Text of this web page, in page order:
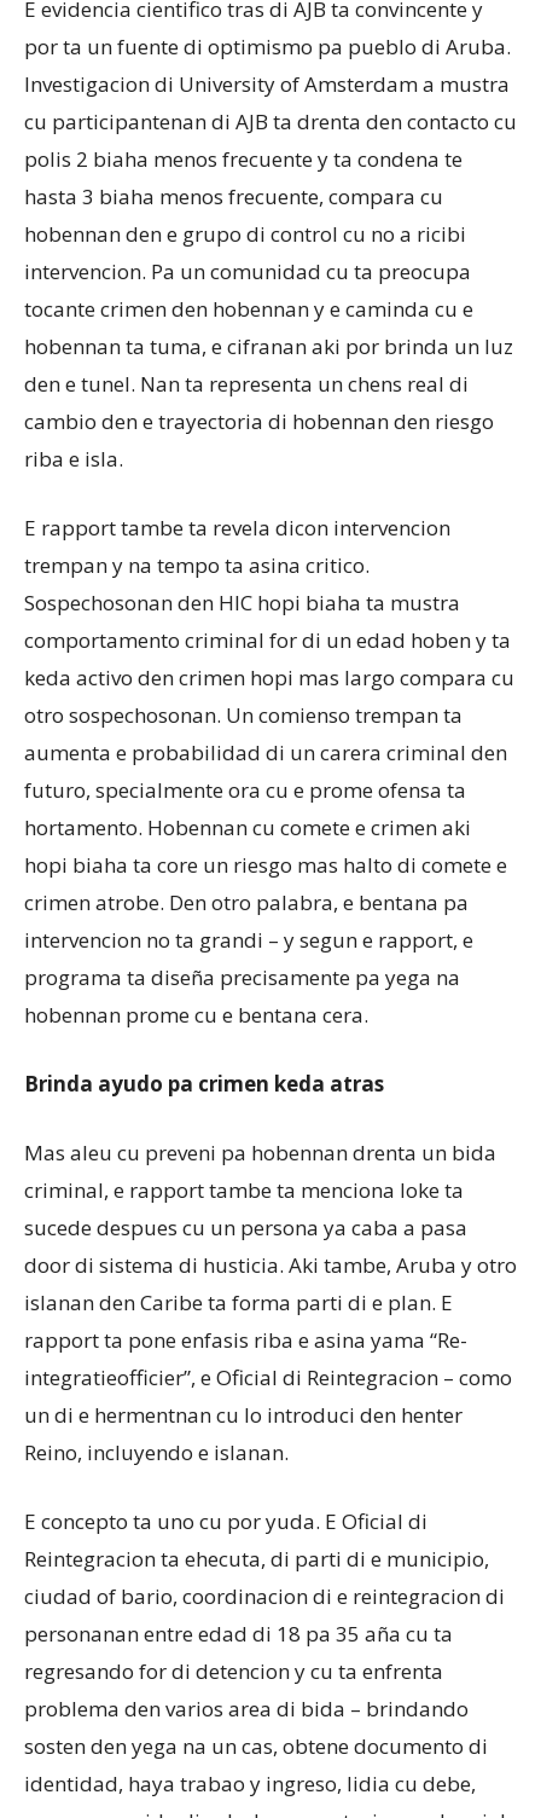
E evidencia cientifico tras di AJB ta convincente y
por ta un fuente di optimismo pa pueblo di Aruba.
Investigacion di University of Amsterdam a mustra
cu participantenan di AJB ta drenta den contacto cu
polis 2 biaha menos frecuente y ta condena te
hasta 3 biaha menos frecuente, compara cu
hobennan den e grupo di control cu no a ricibi
intervencion. Pa un comunidad cu ta preocupa
tocante crimen den hobennan y e caminda cu e
hobennan ta tuma, e cifranan aki por brinda un luz
den e tunel. Nan ta representa un chens real di
cambio den e trayectoria di hobennan den riesgo
riba e isla.
E rapport tambe ta revela dicon intervencion
trempan y na tempo ta asina critico.
Sospechosonan den HIC hopi biaha ta mustra
comportamento criminal for di un edad hoben y ta
keda activo den crimen hopi mas largo compara cu
otro sospechosonan. Un comienso trempan ta
aumenta e probabilidad di un carera criminal den
futuro, specialmente ora cu e prome ofensa ta
hortamento. Hobennan cu comete e crimen aki
hopi biaha ta core un riesgo mas halto di comete e
crimen atrobe. Den otro palabra, e bentana pa
intervencion no ta grandi – y segun e rapport, e
programa ta diseña precisamente pa yega na
hobennan prome cu e bentana cera.
Brinda ayudo pa crimen keda atras
Mas aleu cu preveni pa hobennan drenta un bida
criminal, e rapport tambe ta menciona loke ta
sucede despues cu un persona ya caba a pasa
door di sistema di husticia. Aki tambe, Aruba y otro
islanan den Caribe ta forma parti di e plan. E
rapport ta pone enfasis riba e asina yama “Re-
integratieofficier”, e Oficial di Reintegracion – como
un di e hermentnan cu lo introduci den henter
Reino, incluyendo e islanan.
E concepto ta uno cu por yuda. E Oficial di
Reintegracion ta ehecuta, di parti di e municipio,
ciudad of bario, coordinacion di e reintegracion di
personanan entre edad di 18 pa 35 aña cu ta
regresando for di detencion y cu ta enfrenta
problema den varios area di bida – brindando
sosten den yega na un cas, obtene documento di
identidad, haya trabao y ingreso, lidia cu debe,